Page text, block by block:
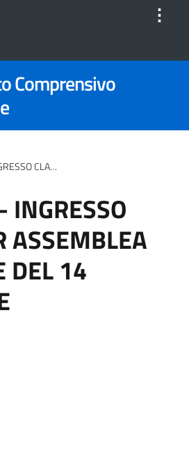
⋮
Comprensivo
SINDACALE DEL 14 NOVEMBRE
ASSEMBLEA
DEL 14